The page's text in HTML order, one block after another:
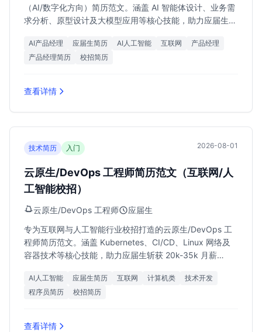
（AI/数字化方向）简历范文。涵盖 AI 智能体设计、业务需
求分析、原型设计及大模型应用等核心技能，助力应届生斩
AI产品经理 应届生简历 AI人工智能 互联网
产品经理
产品经理简历
校招简历
查看详情
技术简历 入门 2026-08-01
云原生/DevOps 工程师简历范文（互联网/人
工智能校招）
云原生/DevOps 工程师
应届生
专为互联网与人工智能行业校招打造的云原生/DevOps 工
程师简历范文。涵盖 Kubernetes、CI/CD、Linux 网络及
容器技术等核心技能，助力应届生斩获 20k-35k 月薪
AI人工智能 应届生简历 互联网 计算机类
技术开发
程序员简历
校招简历
查看详情